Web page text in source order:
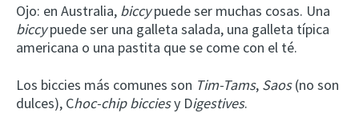
Ojo: en Australia, biccypuede ser muchas cosas. Una
biccypuede ser una galleta salada, una galleta típica
americana o una pastita que se come con el té.
Los biccies más comunes son Tim-Tams, Saos(no son
dulces), Choc-chip bicciesy Digestives.